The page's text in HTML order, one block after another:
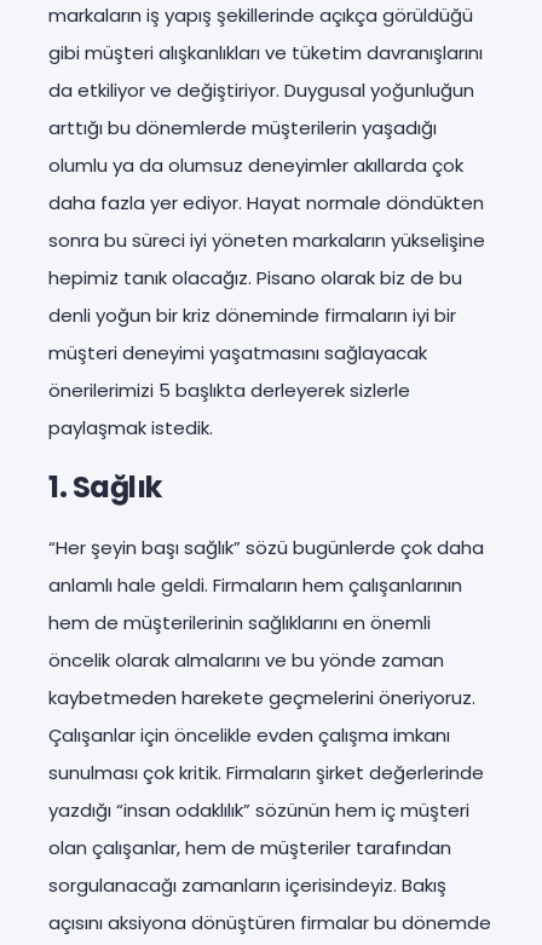
markaların iş yapış şekillerinde açıkça görüldüğü
gibi müşteri alışkanlıkları ve tüketim davranışlarını
da etkiliyor ve değiştiriyor. Duygusal yoğunluğun
arttığı bu dönemlerde müşterilerin yaşadığı
olumlu ya da olumsuz deneyimler akıllarda çok
daha fazla yer ediyor. Hayat normale döndükten
sonra bu süreci iyi yöneten markaların yükselişine
hepimiz tanık olacağız. Pisano olarak biz de bu
denli yoğun bir kriz döneminde firmaların iyi bir
müşteri deneyimi yaşatmasını sağlayacak
önerilerimizi 5 başlıkta derleyerek sizlerle
paylaşmak istedik.
1. Sağlık
“Her şeyin başı sağlık” sözü bugünlerde çok daha
anlamlı hale geldi. Firmaların hem çalışanlarının
hem de müşterilerinin sağlıklarını en önemli
öncelik olarak almalarını ve bu yönde zaman
kaybetmeden harekete geçmelerini öneriyoruz.
Çalışanlar için öncelikle evden çalışma imkanı
sunulması çok kritik. Firmaların şirket değerlerinde
yazdığı “insan odaklılık” sözünün hem iç müşteri
olan çalışanlar, hem de müşteriler tarafından
sorgulanacağı zamanların içerisindeyiz. Bakış
açısını aksiyona dönüştüren firmalar bu dönemde